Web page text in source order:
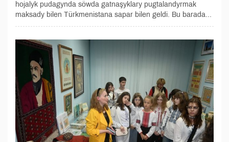
hojalyk pudagynda söwda gatnaşyklary pugtalandyrmak
maksady bilen Türkmenistana sapar bilen geldi. Bu barada...